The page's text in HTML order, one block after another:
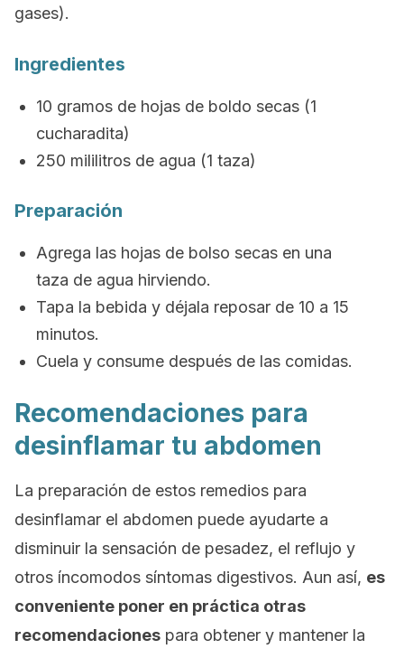
gases).
Ingredientes
10 gramos de hojas de boldo secas (1
cucharadita)
250 mililitros de agua (1 taza)
Preparación
Agrega las hojas de bolso secas en una
taza de agua hirviendo.
Tapa la bebida y déjala reposar de 10 a 15
minutos.
Cuela y consume después de las comidas.
Recomendaciones para
desinflamar tu abdomen
La preparación de estos remedios para
desinflamar el abdomen puede ayudarte a
disminuir la sensación de pesadez, el reflujo y
otros íncomodos síntomas digestivos. Aun así, es
conveniente poner en práctica otras
recomendaciones para obtener y mantener la